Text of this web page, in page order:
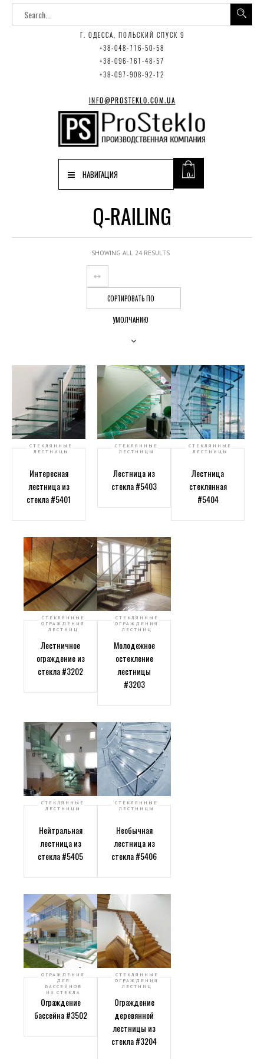
Г. ОДЕССА, ПОЛЬСКИЙ СПУСК 9
+38-048-716-50-58
+38-096-761-48-57
+38-097-908-92-12
INFO@PROSTEKLO.COM.UA
0
НАВИГАЦИЯ
Q-RAILING
SHOWING ALL 24 RESULTS
СОРТИРОВАТЬ ПО
УМОЛЧАНИЮ
СТЕКЛЯННЫЕ
ЛЕСТНИЦЫ
Интересная
лестница из
стекла #5401
СТЕКЛЯННЫЕ
ЛЕСТНИЦЫ
Лестница из
стекла #5403
СТЕКЛЯННЫЕ
ЛЕСТНИЦЫ
Лестница
стеклянная
#5404
СТЕКЛЯННЫЕ
ОГРАЖДЕНИЯ
ЛЕСТНИЦ
Лестничное
ограждение из
стекла #3202
СТЕКЛЯННЫЕ
ОГРАЖДЕНИЯ
ЛЕСТНИЦ
Молодежное
остекление
лестницы
#3203
СТЕКЛЯННЫЕ
ЛЕСТНИЦЫ
Нейтральная
лестница из
стекла #5405
СТЕКЛЯННЫЕ
ЛЕСТНИЦЫ
Необычная
лестница из
стекла #5406
ОГРАЖДЕНИЯ
ДЛЯ
БАССЕЙНОВ
ИЗ СТЕКЛА
Ограждение
бассейна #3502
СТЕКЛЯННЫЕ
ОГРАЖДЕНИЯ
ЛЕСТНИЦ
Ограждение
деревянной
лестницы из
стекла #3204